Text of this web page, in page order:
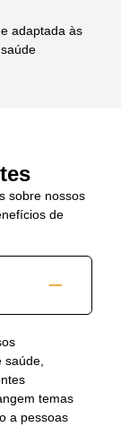
adaptada às
sobre nossos
de
saúde,
temas
a pessoas